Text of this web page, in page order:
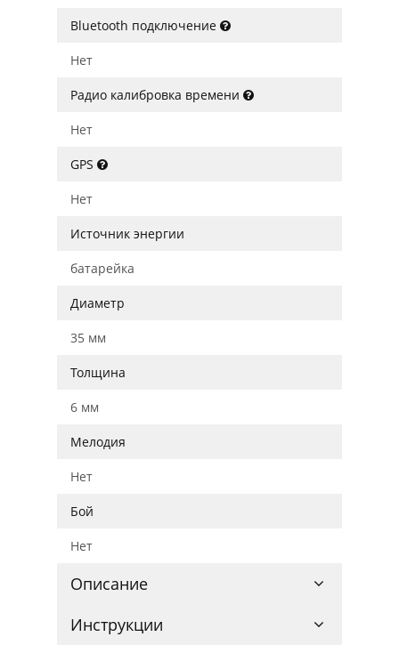
Bluetooth подключение
Нет
Радио калибровка времени
Нет
GPS
Нет
Источник энергии
батарейка
Диаметр
35 мм
Толщина
6 мм
Мелодия
Нет
Бой
Нет
Описание
Инструкции